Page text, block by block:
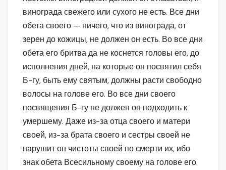
винограда свежего или сухого не есть. Все дни
обета своего — ничего, что из винограда, от
зерен до кожицы, не должен он есть. Во все дни
обета его бритва да не коснется головы его, до
исполнения дней, на которые он посвятил себя
Б-гу, быть ему святым, должны расти свободно
волосы на голове его. Во все дни своего
посвящения Б-гу не должен он подходить к
умершему. Даже из-за отца своего и матери
своей, из-за брата своего и сестры своей не
нарушит он чистоты своей по смерти их, ибо
знак обета Всесильному своему на голове его.